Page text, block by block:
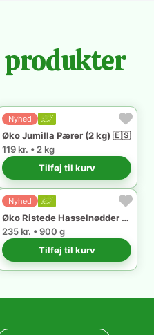
produkter
Nyhed
Øko Jumilla Pærer (2 kg) 🇪🇸
119 kr. • 2 kg
Tilføj til kurv
Nyhed
Øko Ristede Hasselnødder (900 g) 🇵🇹
235 kr. • 900 g
Tilføj til kurv